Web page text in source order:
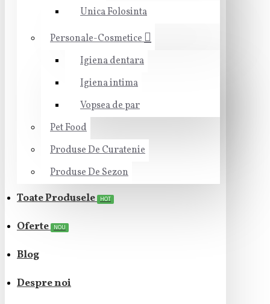
Unica Folosinta
Personale-Cosmetice
Igiena dentara
Igiena intima
Vopsea de par
Pet Food
Produse De Curatenie
Produse De Sezon
Toate Produsele HOT
Oferte NOU
Blog
Despre noi